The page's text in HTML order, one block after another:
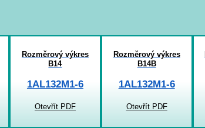
Rozměrový výkres
B14
1AL132M1-6
Otevřít PDF
Rozměrový výkres
B14B
1AL132M1-6
Otevřít PDF